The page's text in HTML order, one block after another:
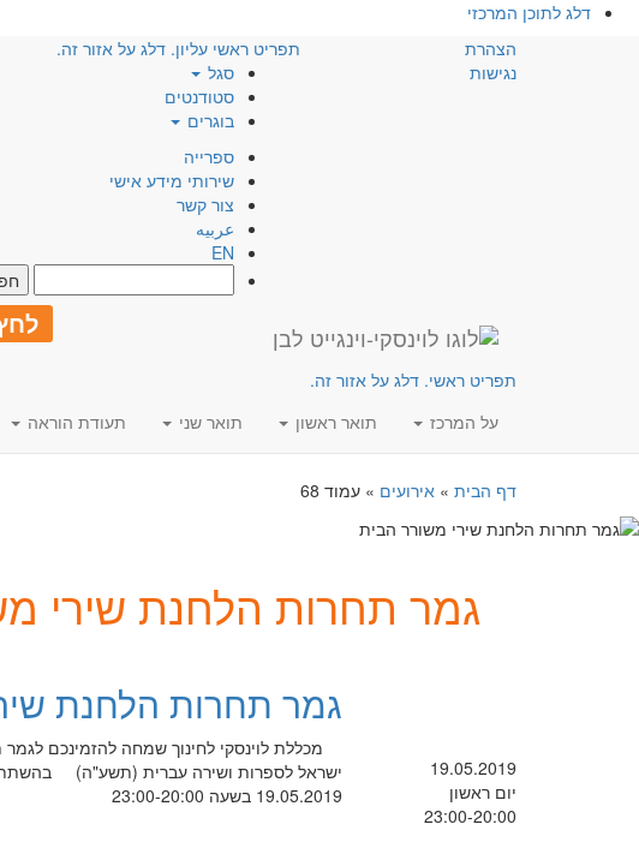
דלג לתוכן המרכזי
הצהרת
נגישות
תפריט ראשי עליון. דלג על אזור זה.
סגל
סטודנטים
בוגרים
ספרייה
שירותי מידע אישי
צור קשר
عربيه
EN
תפריט ראשי. דלג על אזור זה.
על המרכז
תואר ראשון תואר שני תעודת הוראה
דף הבית » אירועים » עמוד 68
גמר תחרות הלחנת שירי
19.05.2019
יום ראשון
23:00-20:00
גמר תחרות הלחנת
מכללת לוינסקי לחינוך שמחה להזמינכם
ישראל לספרות ושירה עברית (תשע"ה)
19.05.2019 בשעה 23:00-20:00